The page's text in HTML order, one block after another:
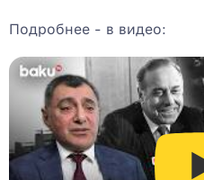
Подробнее - в видео: